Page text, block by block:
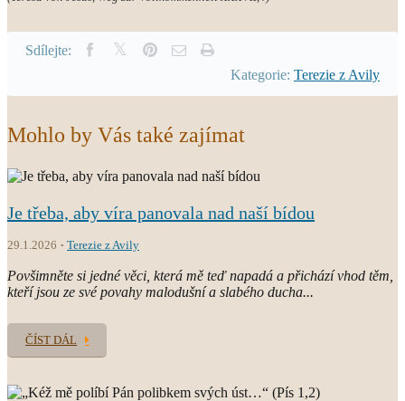
Sdílejte:
Kategorie: Terezie z Avily
Mohlo by Vás také zajímat
Je třeba, aby víra panovala nad naší bídou
29.1.2026 Terezie z Avily
Povšimněte si jedné věci, která mě teď napadá a přichází vhod těm,
kteří jsou ze své povahy malodušní a slabého ducha...
ČÍST DÁL